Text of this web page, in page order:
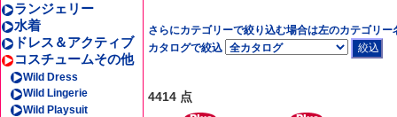
ランジェリー
水着
ドレス＆アクティブ
コスチュームその他
Wild Dress
Wild Lingerie
Wild Playsuit
さらにカテゴリーで絞り込む場合は左のカテゴリ
カタログで絞込
4414 点